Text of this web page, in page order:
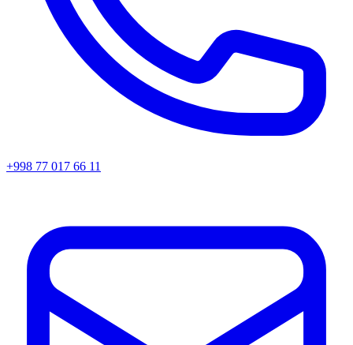
+998 77 017 66 11